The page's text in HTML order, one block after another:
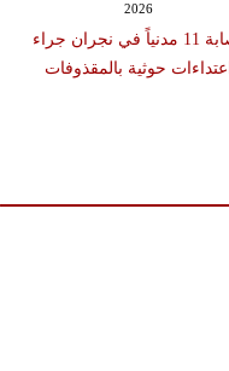
2026
إصابة 11 مدنياً في نجران جراء
اعتداءات حوثية بالمقذوفات